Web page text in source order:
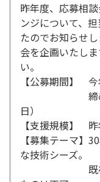
昨年度、応募相
ンジについて、
たのでお知らせ
会を企画いたし
い。
【公募期間】
締め切りは
日）
【支援規模】
【募集テーマ】
な技術シーズ。
既存技術の